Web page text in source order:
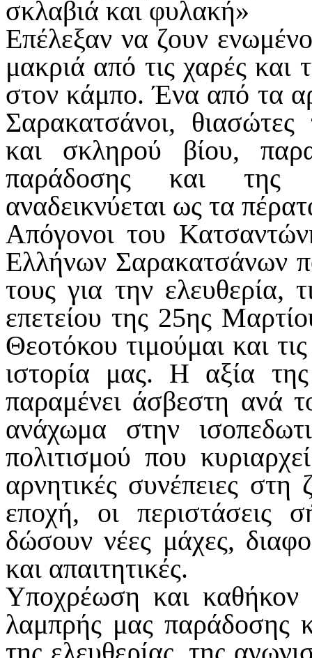
σκλαβιά και φυλακή»
Επέλεξαν να ζουν
μακριά από τις χαρές
στον κάμπο. Ένα από τα
Σαρακατσάνοι,
και σκληρού βίου,
παράδοσης και της
αναδεικνύεται ως τα
Απόγονοι του
Ελλήνων Σαρακατσάνων
τους για την ελευθερία,
επετείου της 25ης
Θεοτόκου τιμούμαι και
ιστορία μας. Η αξία της
παραμένει άσβεστη ανά
ανάχωμα στην
πολιτισμού που
αρνητικές συνέπειες
εποχή, οι περιστάσεις
δώσουν νέες μάχες,
και απαιτητικές.
Υποχρέωση και καθήκον
λαμπρής μας παράδοσης